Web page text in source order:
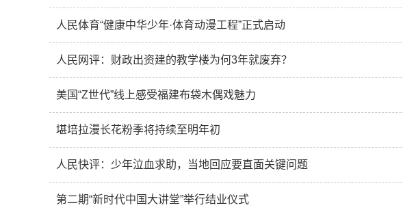
人民体育“健康中华少年·体育动漫工程”正式启动
人民网评：财政出资建的教学楼为何3年就废弃？
美国“Z世代”线上感受福建布袋木偶戏魅力
堪培拉漫长花粉季将持续至明年初
人民快评：少年泣血求助，当地回应要直面关键问题
第二期“新时代中国大讲堂”举行结业仪式